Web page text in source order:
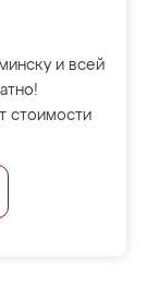
и всей
стоимости